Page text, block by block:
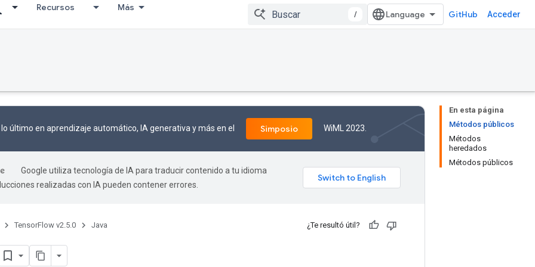
Recursos Más
/ GitHub Acceder
En esta página
Métodos públicos
Métodos
heredados
Métodos públicos
último en aprendizaje automático, IA generativa y más en el Simposio WiML 2023.
Google utiliza tecnología de IA para traducir contenido a tu idioma
realizadas con IA pueden contener errores.
TensorFlow v2.5.0 Java ¿Te resultó útil?